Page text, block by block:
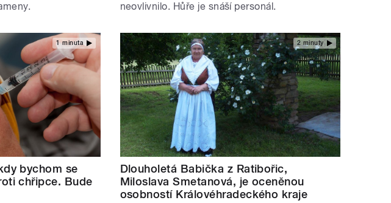
neovlivnilo. Hůře je snáší personál.
1 minuta
bychom se
chřipce. Bude
2 minuty
Dlouholetá Babička z Ratibořic,
Miloslava Smetanová, je oceněnou
osobností Královéhradeckého kraje